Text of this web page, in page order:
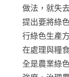
做法，就失
提出要將綠
行綠色生產
在處理與糧
全是農業綠